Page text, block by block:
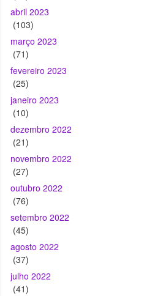
abril 2023
(103)
março 2023
(71)
fevereiro 2023
(25)
janeiro 2023
(10)
dezembro 2022
(21)
novembro 2022
(27)
outubro 2022
(76)
setembro 2022
(45)
agosto 2022
(37)
julho 2022
(41)